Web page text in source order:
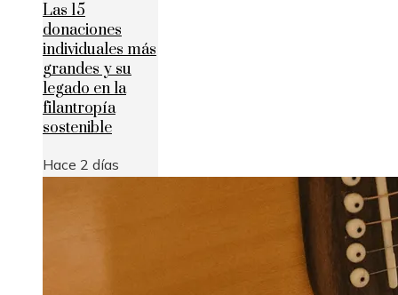
Las 15
donaciones
individuales más
grandes y su
legado en la
filantropía
sostenible
Hace 2 días